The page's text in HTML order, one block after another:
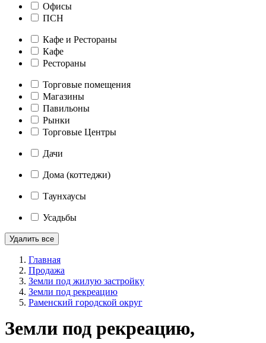
Офисы
ПСН
Кафе и Рестораны
Кафе
Рестораны
Торговые помещения
Магазины
Павильоны
Рынки
Торговые Центры
Дачи
Дома (коттеджи)
Таунхаусы
Усадьбы
Удалить все
Главная
Продажа
Земли под жилую застройку
Земли под рекреацию
Раменский городской округ
Земли под рекреацию,